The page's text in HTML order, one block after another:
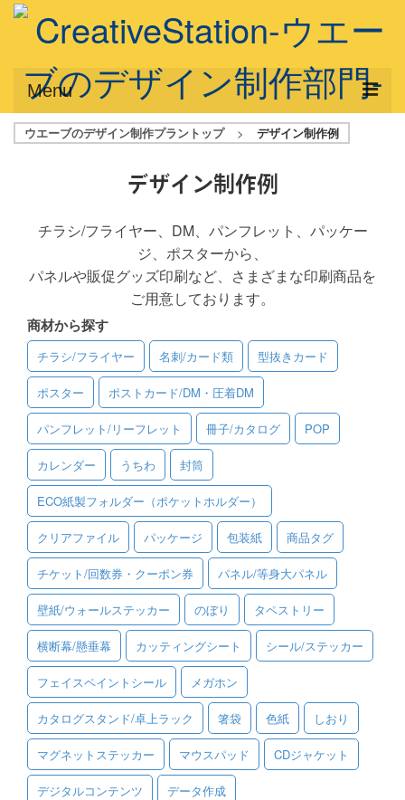
Menu
サービス概要
デザインプラン
フルデザイン
データ修正
写真からイラスト作成
デザイン制作例
ご利用料金
ご利用ガイド
ご利用の流れ
ご注文方法について
キャンセルについて
FAQ（よくあるご質問）
資料をダウンロード
ご利用規約
お見積り・お問合せ
ウエーブのデザイン制作プラントップ > デザイン制作例
デザイン制作例
チラシ/フライヤー、DM、パンフレット、パッケー
ジ、ポスターから、
パネルや販促グッズ印刷など、さまざまな印刷商品を
ご用意しております。
商材から探す
チラシ/フライヤー 名刺/カード類 型抜きカード
ポスター ポストカード/DM・圧着DM
パンフレット/リーフレット 冊子/カタログ POP
カレンダー うちわ 封筒
ECO紙製フォルダー（ポケットホルダー）
クリアファイル パッケージ 包装紙 商品タグ
チケット/回数券・クーポン券 パネル/等身大パネル
壁紙/ウォールステッカー のぼり タペストリー
横断幕/懸垂幕 カッティングシート シール/ステッカー
フェイスペイントシール メガホン
カタログスタンド/卓上ラック 箸袋 色紙 しおり
マグネットステッカー マウスパッド CDジャケット
デジタルコンテンツ データ作成